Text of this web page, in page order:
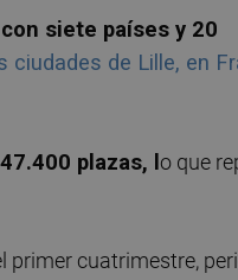
siete países y 20
de Lille, en
plazas, l o que
primer cuatrimestre,